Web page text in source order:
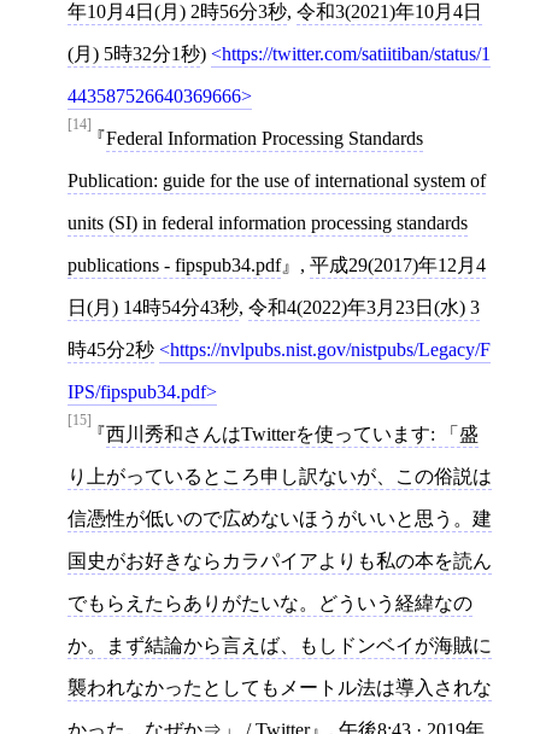
年10月4日(月) 2時56分3秒, 令和3(2021)年10月4日
(月) 5時32分1秒) https://twitter.com/satiitiban/status/1
443587526640369666
[14]
Federal Information Processing Standards
Publication: guide for the use of international system of
units (SI) in federal information processing standards
publications - fipspub34.pdf , 平成29(2017)年12月4
日(月) 14時54分43秒, 令和4(2022)年3月23日(水) 3
時45分2秒 https://nvlpubs.nist.gov/nistpubs/Legacy/F
IPS/fipspub34.pdf
[15]
西川秀和さんはTwitterを使っています: 「盛
り上がっているところ申し訳ないが、この俗説は
信憑性が低いので広めないほうがいいと思う。建
国史がお好きならカラパイアよりも私の本を読ん
でもらえたらありがたいな。どういう経緯なの
か。まず結論から言えば、もしドンベイが海賊に
襲われなかったとしてもメートル法は導入されな